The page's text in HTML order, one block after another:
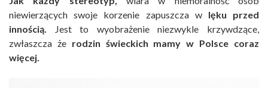
niewierzących swoje korzenie zapuszcza wlęku przed
innością.
Jest to wyobrażenie niezwykle krzywdzące,
zwłaszcza żerodzin świeckich mamy w Polsce coraz
więcej.